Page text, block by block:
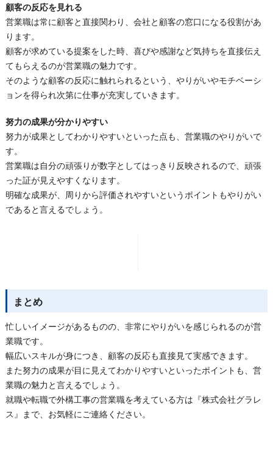
顧客の反応を見れる
営業職は常に顧客と直接関わり、会社と顧客の窓口になる役割があ
ります。
顧客が求めている提案をした時、喜びや感謝など気持ちを直接伝え
てもらえるのが営業職の魅力です。
そのような顧客の反応に触れられるという、やりがいやモチベーシ
ョンを得られ次第に仕事が充実していきます。
努力の成果が分かりやすい
努力が成果としてわかりやすいといった点も、営業職のやりがいで
す。
営業職は自分の頑張りが数字としてはっきり反映されるので、頑張
った証が見えやすくなります。
明確な成果が、周りから評価されやすいというポイントもやりがい
であると言えるでしょう。
まとめ
忙しいイメージがあるものの、非常にやりがいを感じられるのが営
業職です。
幅広いスキルが身につき、顧客の反応も直接見て実感できます。
また努力の成果が目に見えてわかりやすいといったポイントも、営
業職の魅力と言えるでしょう。
就職や転職で外構工事の営業職を考えている方は『株式会社グラレ
ス』まで、お気軽にご連絡ください。